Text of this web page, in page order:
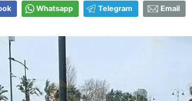
Whatsapp Telegram Email